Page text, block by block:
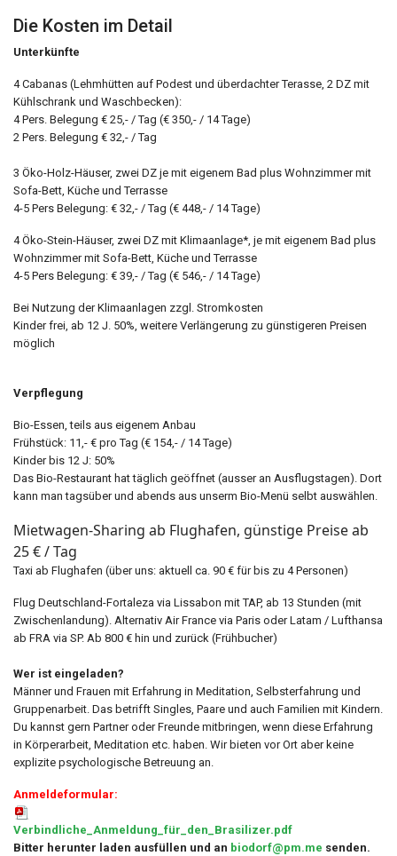
Die Kosten im Detail
Unterkünfte
4 Cabanas (Lehmhütten auf Podest und überdachter Terasse, 2 DZ mit
Kühlschrank und Waschbecken):
4 Pers. Belegung € 25,- / Tag (€ 350,- / 14 Tage)
2 Pers. Belegung € 32,- / Tag
3 Öko-Holz-Häuser, zwei DZ je mit eigenem Bad plus Wohnzimmer mit
Sofa-Bett, Küche und Terrasse
4-5 Pers Belegung: € 32,- / Tag (€ 448,- / 14 Tage)
4 Öko-Stein-Häuser, zwei DZ mit Klimaanlage*, je mit eigenem Bad plus
Wohnzimmer mit Sofa-Bett, Küche und Terrasse
4-5 Pers Belegung: € 39,- / Tag (€ 546,- / 14 Tage)
Bei Nutzung der Klimaanlagen zzgl. Stromkosten
Kinder frei, ab 12 J. 50%, weitere Verlängerung zu günstigeren Preisen
möglich
Verpflegung
Bio-Essen, teils aus eigenem Anbau
Frühstück: 11,- € pro Tag (€ 154,- / 14 Tage)
Kinder bis 12 J: 50%
Das Bio-Restaurant hat täglich geöffnet (ausser an Ausflugstagen). Dort
kann man tagsüber und abends aus unserm Bio-Menü selbt auswählen.
Mietwagen-Sharing ab Flughafen, günstige Preise ab
25 € / Tag
Taxi ab Flughafen (über uns: aktuell ca. 90 € für bis zu 4 Personen)
Flug Deutschland-Fortaleza via Lissabon mit TAP, ab 13 Stunden (mit
Zwischenlandung). Alternativ Air France via Paris oder Latam / Lufthansa
ab FRA via SP. Ab 800 € hin und zurück (Frühbucher)
Wer ist eingeladen?
Männer und Frauen mit Erfahrung in Meditation, Selbsterfahrung und
Gruppenarbeit. Das betrifft Singles, Paare und auch Familien mit Kindern.
Du kannst gern Partner oder Freunde mitbringen, wenn diese Erfahrung
in Körperarbeit, Meditation etc. haben. Wir bieten vor Ort aber keine
explizite psychologische Betreuung an.
Anmeldeformular:
Verbindliche_Anmeldung_für_den_Brasilizer.pdf
Bitter herunter laden ausfüllen und an biodorf@pm.me senden.